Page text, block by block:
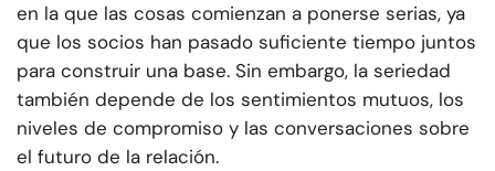
en la que las cosas comienzan a ponerse serias, ya
que los socios han pasado suficiente tiempo juntos
para construir una base. Sin embargo, la seriedad
también depende de los sentimientos mutuos, los
niveles de compromiso y las conversaciones sobre
el futuro de la relación.